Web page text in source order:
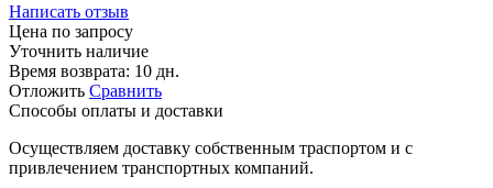
Написать отзыв
Цена по запросу
Уточнить наличие
Время возврата: 10 дн.
Отложить Сравнить
Способы оплаты и доставки
Осуществляем доставку собственным траспортом и с
привлечением транспортных компаний.